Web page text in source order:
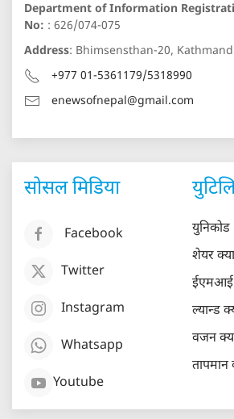
Department of Information
No: : 626/074-075
Address: Bhimsensthan-20,
+977 01-5361179/5318990
enewsofnepal@gmail.com
सोसल मिडिया
Facebook
Twitter
Instagram
Whatsapp
Youtube
युनिकोड
शेयर
ईएमआई
ल्यान्ड
वजन